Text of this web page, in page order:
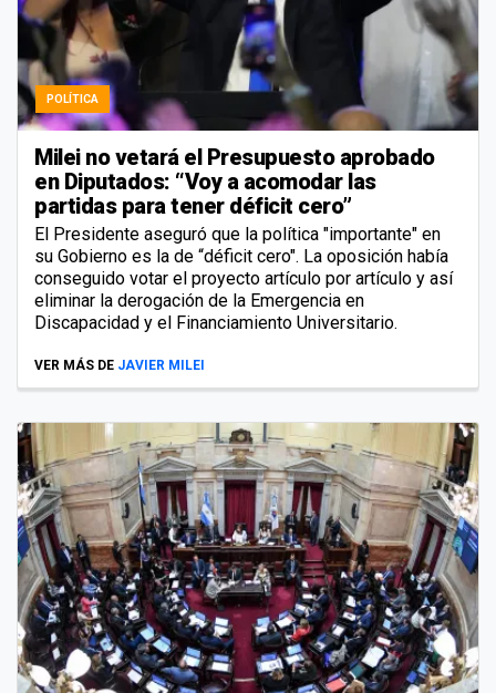
POLÍTICA
Milei no vetará el Presupuesto aprobado
en Diputados: “Voy a acomodar las
partidas para tener déficit cero”
El Presidente aseguró que la política "importante" en
su Gobierno es la de “déficit cero". La oposición había
conseguido votar el proyecto artículo por artículo y así
eliminar la derogación de la Emergencia en
Discapacidad y el Financiamiento Universitario.
VER MÁS DE JAVIER MILEI